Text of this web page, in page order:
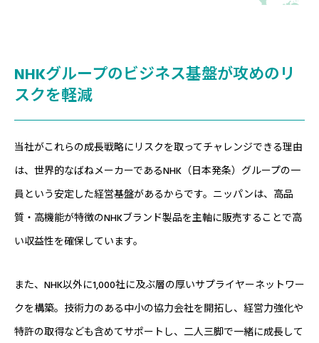
NHKグループのビジネス基盤が攻めのリ
スクを軽減
当社がこれらの成長戦略にリスクを取ってチャレンジできる理由
は、世界的なばねメーカーであるNHK（日本発条）グループの一
員という安定した経営基盤があるからです。ニッパンは、高品
質・高機能が特徴のNHKブランド製品を主軸に販売することで高
い収益性を確保しています。
また、NHK以外に1,000社に及ぶ層の厚いサプライヤーネットワー
クを構築。技術力のある中小の協力会社を開拓し、経営力強化や
特許の取得なども含めてサポートし、二人三脚で一緒に成長して